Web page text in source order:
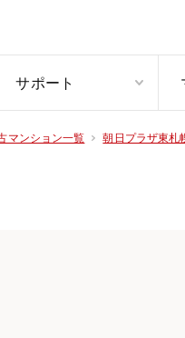
サポート
マンション一覧 朝日プラザ東札